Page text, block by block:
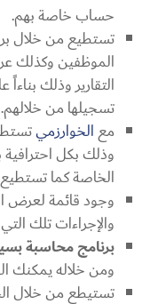
حساب خاصة بهم.
تستطيع من خلال
الموظفين وكذلك
التقارير وذلك
تسجيلها من خلالهم.
مع الخوارزمي
وذلك بكل
الخاصة كما تستطيع
وجود قائمة لعرض
والإجراءات تلك
برنامج محاسبة
ومن خلاله يمكنك
تستيطع من خلال